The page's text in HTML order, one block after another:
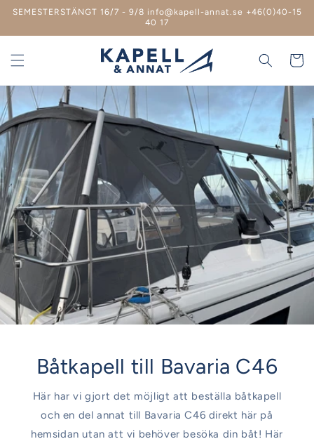
vidare
innehåll
SEMESTERSTÄNGT 16/7 - 9/8 info@kapell-annat.se +46(0)40-15
40 17
Båtkapell till Bavaria C46
Här har vi gjort det möjligt att beställa båtkapell
och en del annat till Bavaria C46 direkt här på
hemsidan utan att vi behöver besöka din båt! Här